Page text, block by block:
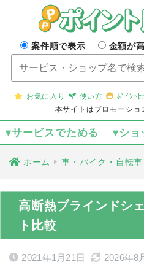
案件順で表示 金額が
お気に入り 使い方
ﾎﾟｲﾝﾄ
本サイトはプロモーショ
▾サービスでためる ▾ショ
ホーム 車・バイク・自転車
高断熱ブラインドシ
ト比較
2021年1月21日 2026年8